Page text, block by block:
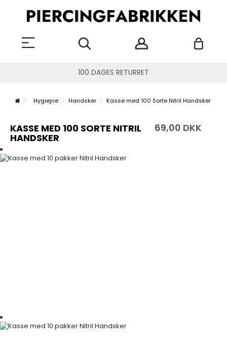
100 DAGES RETURRET
Hygiejne Handsker Kasse med 100 Sorte Nitril Handsker
KASSE MED 100 SORTE NITRIL
HANDSKER
69,00 DKK